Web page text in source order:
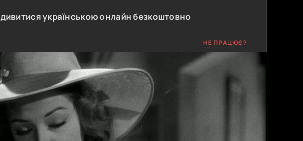
дивитися українською онлайн безкоштовно
НЕ ПРАЦЮЄ?